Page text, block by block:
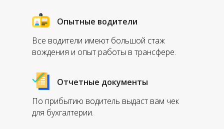
Все водители имеют большой стаж
вождения и опыт работы в трансфере.
По прибытию водитель выдаст вам чек
для бухгалтерии.
Опытные водители
Отчетные документы